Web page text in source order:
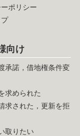
ポリシー
向け
承諾，借地権条件変
求められた
求された，更新を拒
取りたい